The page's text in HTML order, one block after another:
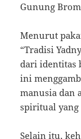
Gunung
Menurut
“Tradisi
dari identitas
ini
manusia dan
spiritual yang
Selain itu,